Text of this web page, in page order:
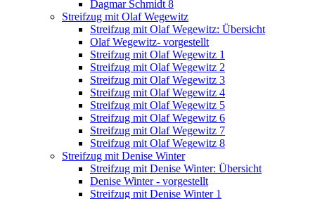
Dagmar Schmidt 8
Streifzug mit Olaf Wegewitz
Streifzug mit Olaf Wegewitz: Übersicht
Olaf Wegewitz- vorgestellt
Streifzug mit Olaf Wegewitz 1
Streifzug mit Olaf Wegewitz 2
Streifzug mit Olaf Wegewitz 3
Streifzug mit Olaf Wegewitz 4
Streifzug mit Olaf Wegewitz 5
Streifzug mit Olaf Wegewitz 6
Streifzug mit Olaf Wegewitz 7
Streifzug mit Olaf Wegewitz 8
Streifzug mit Denise Winter
Streifzug mit Denise Winter: Übersicht
Denise Winter - vorgestellt
Streifzug mit Denise Winter 1